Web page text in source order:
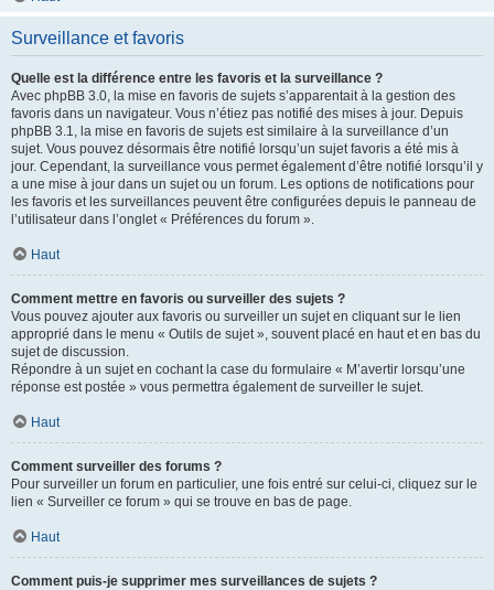
Surveillance et favoris
Quelle est la différence entre les favoris et la surveillance ?
Avec phpBB 3.0, la mise en favoris de sujets s’apparentait à la gestion des
favoris dans un navigateur. Vous n’étiez pas notifié des mises à jour. Depuis
phpBB 3.1, la mise en favoris de sujets est similaire à la surveillance d’un
sujet. Vous pouvez désormais être notifié lorsqu’un sujet favoris a été mis à
jour. Cependant, la surveillance vous permet également d’être notifié lorsqu’il y
a une mise à jour dans un sujet ou un forum. Les options de notifications pour
les favoris et les surveillances peuvent être configurées depuis le panneau de
l’utilisateur dans l’onglet « Préférences du forum ».
Haut
Comment mettre en favoris ou surveiller des sujets ?
Vous pouvez ajouter aux favoris ou surveiller un sujet en cliquant sur le lien
approprié dans le menu « Outils de sujet », souvent placé en haut et en bas du
sujet de discussion.
Répondre à un sujet en cochant la case du formulaire « M’avertir lorsqu’une
réponse est postée » vous permettra également de surveiller le sujet.
Haut
Comment surveiller des forums ?
Pour surveiller un forum en particulier, une fois entré sur celui-ci, cliquez sur le
lien « Surveiller ce forum » qui se trouve en bas de page.
Haut
Comment puis-je supprimer mes surveillances de sujets ?